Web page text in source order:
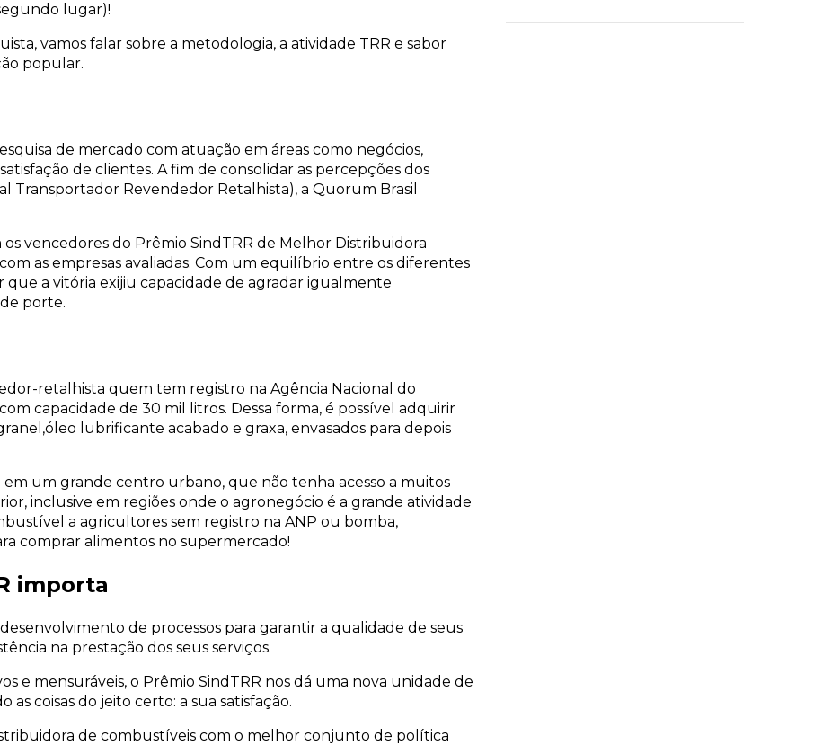
lugar)!
vamos falar sobre a metodologia, a atividade TRR e sabor
popular.
de mercado com atuação em áreas como negócios,
de clientes. A fim de consolidar as percepções dos
Transportador Revendedor Retalhista), a Quorum Brasil
vencedores do Prêmio SindTRR de Melhor Distribuidora
as empresas avaliadas. Com um equilíbrio entre os diferentes
que a vitória exijiu capacidade de agradar igualmente
porte.
retalhista quem tem registro na Agência Nacional do
capacidade de 30 mil litros. Dessa forma, é possível adquirir
lubrificante acabado e graxa, envasados para depois
um grande centro urbano, que não tenha acesso a muitos
inclusive em regiões onde o agronegócio é a grande atividade
a agricultores sem registro na ANP ou bomba,
comprar alimentos no supermercado!
importa
de processos para garantir a qualidade de seus
na prestação dos seus serviços.
e mensuráveis, o Prêmio SindTRR nos dá uma nova unidade de
coisas do jeito certo: a sua satisfação.
de combustíveis com o melhor conjunto de política